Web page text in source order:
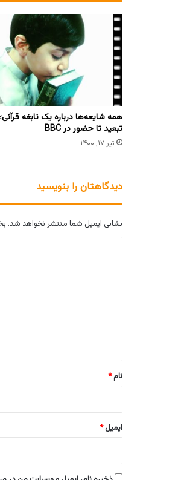
همه شایعه‌ها درباره یک نابغه
تبعید تا حضور در BBC
تیر ۱۷, ۱۴۰۰
دیدگاهتان را بنویسید
نشانی ایمیل شما منتشر نخواهد شد.
نام*
ایمیل*